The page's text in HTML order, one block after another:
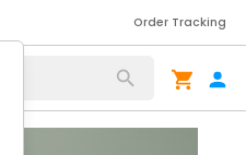
Order Tracking